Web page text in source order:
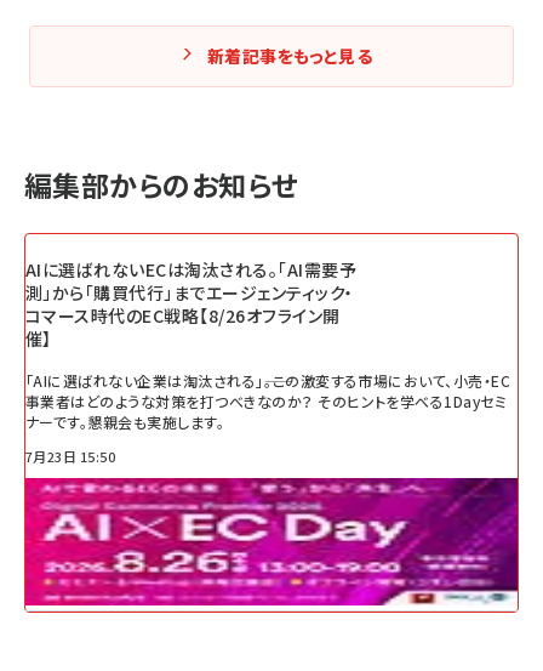
新着記事をもっと見る
編集部からのお知らせ
AIに選ばれないECは淘汰される。「AI需要予
測」から「購買代行」までエージェンティック・
コマース時代のEC戦略【8/26オフライン開
催】
「AIに選ばれない企業は淘汰される」――。この激変する市場において、小売・EC
事業者はどのような対策を打つべきなのか？ そのヒントを学べる1Dayセミ
ナーです。懇親会も実施します。
7月23日 15:50